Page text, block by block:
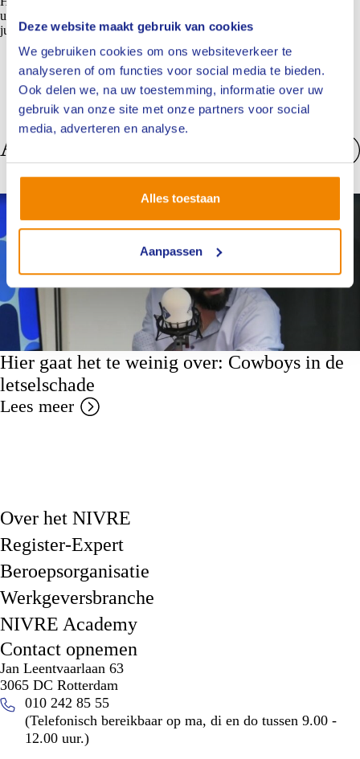
Deze website maakt gebruik van cookies
We gebruiken cookies om ons websiteverkeer te
analyseren of om functies voor social media te bieden.
Ook delen we, na uw toestemming, informatie over uw
gebruik van onze site met onze partners voor social
media, adverteren en analyse.
Alles toestaan
Aanpassen
updates over specifieke data en details. We kunnen niet wachten om
jullie te verwelkomen op deze inspirerende en leerzame evenementen!
Anderen bekeken ook
Bekijk alles
Hier gaat het te weinig over: Cowboys in de
letselschade
Lees meer
Over het NIVRE
Register-Expert
Beroepsorganisatie
Werkgeversbranche
NIVRE Academy
Contact opnemen
Jan Leentvaarlaan 63
3065 DC Rotterdam
010 242 85 55
(Telefonisch bereikbaar op ma, di en do tussen 9.00 -
12.00 uur.)